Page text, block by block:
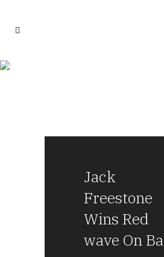
Jack
Freestone
Wins Red
wave On